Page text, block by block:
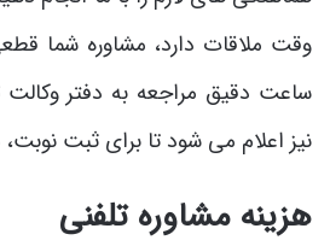
وقت ملاقات دارد، مشاوره شما
ساعت دقیق مراجعه به دفتر وکالت
نیز اعلام می‌ شود تا برای ثبت
هزینه مشاوره تلفنی